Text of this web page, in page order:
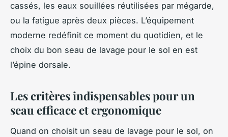
cassés, les eaux souillées réutilisées par mégarde,
ou la fatigue après deux pièces. L’équipement
moderne redéfinit ce moment du quotidien, et le
choix du bon seau de lavage pour le sol en est
l’épine dorsale.
Les critères indispensables pour un
seau efficace et ergonomique
Quand on choisit un seau de lavage pour le sol, on